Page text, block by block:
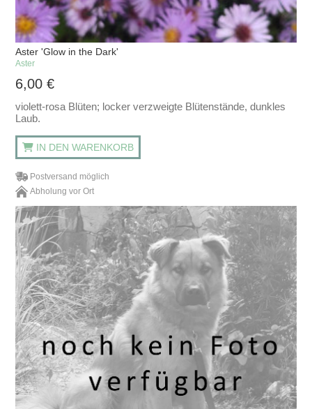
Aster 'Glow in the Dark'
Aster
6,00€
violett-rosa Blüten; locker verzweigte Blütenstände, dunkles
Laub.
IN DEN WARENKORB
Postversand möglich
Abholung vor Ort